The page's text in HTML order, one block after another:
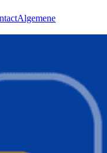
Algemene